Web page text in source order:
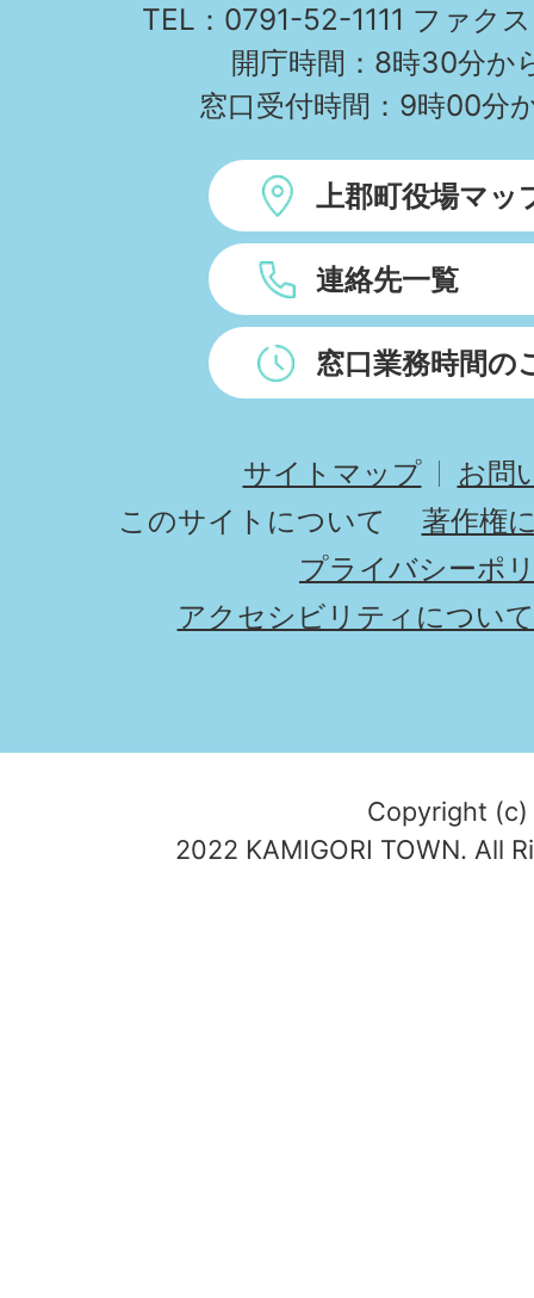
TEL：0791-52-1111 ファク
開庁時間：8時30分か
窓口受付時間：9時00分
上郡町役場マッ
連絡先一覧
窓口業務時間の
サイトマップ
お問
このサイトについて
著作権
プライバシーポ
アクセシビリティについて
Copyright (c)
2022 KAMIGORI TOWN. All